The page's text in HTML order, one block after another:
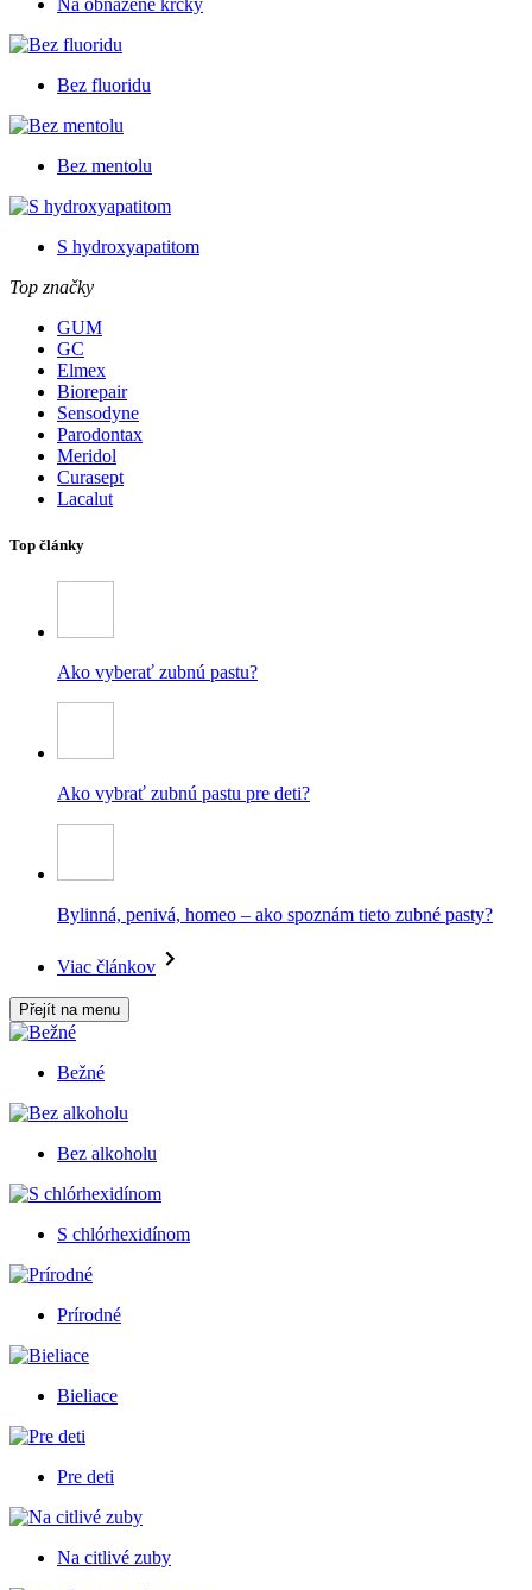
Bez fluoridu
Bez mentolu
S hydroxyapatitom
Top značky
GUM
GC
Elmex
Biorepair
Sensodyne
Parodontax
Meridol
Curasept
Lacalut
Top články
Ako vyberať zubnú pastu?
Ako vybrať zubnú pastu pre deti?
Bylinná, penivá, homeo – ako spoznám tieto zubné pasty?
Viac článkov
Přejít na menu
Bežné
Bez alkoholu
S chlórhexidínom
Prírodné
Bieliace
Pre deti
Na citlivé zuby